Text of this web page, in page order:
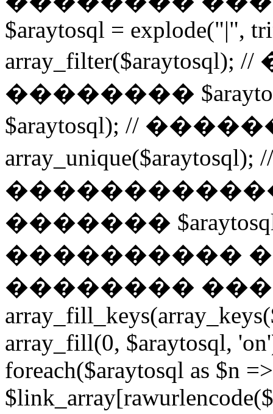
$araytosql = explode("|",
�������� $araytosql
$araytosql); //
������� $araytosql =
����������
��������
array_fill(0, $araytosql,
foreach($araytosql as $n